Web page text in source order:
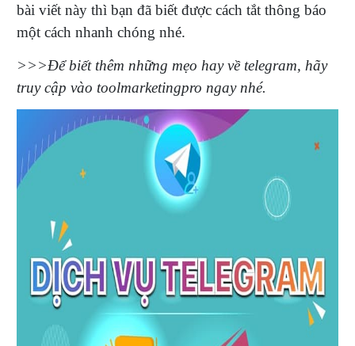
bài viết này thì bạn đã biết được cách tắt thông báo
một cách nhanh chóng nhé.
>>>Để biết thêm những mẹo hay về telegram, hãy
truy cập vào toolmarketingpro ngay nhé.